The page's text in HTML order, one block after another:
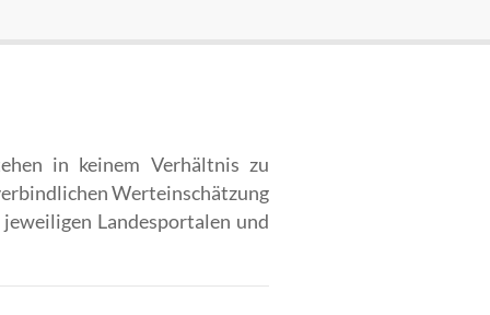
in keinem Verhältnis zu
Werteinschätzung
Landesportalen und